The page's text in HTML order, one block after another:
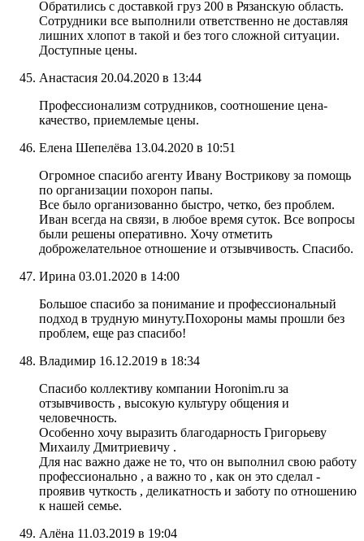
Обратились с доставкой груз 200 в Рязанскую область.
Сотрудники все выполнили ответственно не доставляя
лишних хлопот в такой и без того сложной ситуации.
Доступные цены.
Анастасия 20.04.2020 в 13:44
Профессионализм сотрудников, соотношение ценa-
качество, приемлемые цены.
Елена Шепелёва 13.04.2020 в 10:51
Огромное спасибо агенту Ивану Вострикову за помощь
по организации похорон папы.
Все было организованно быстро, четко, без проблем.
Иван всегда на связи, в любое время суток. Все вопросы
были решены оперативно. Хочу отметить
доброжелательное отношение и отзывчивость. Спасибо.
Ирина 03.01.2020 в 14:00
Большое спасибо за понимание и профессиональный
подход в трудную минуту.Похороны мамы прошли без
проблем, еще раз спасибо!
Владимир 16.12.2019 в 18:34
Спасибо коллективу компании Horonim.ru за
отзывчивость , высокую культуру общения и
человечность.
Особенно хочу выразить благодарность Григорьеву
Михаилу Дмитриевичу .
Для нас важно даже не то, что он выполнил свою работу
профессионально , а важно то , как он это сделал -
проявив чуткость , деликатность и заботу по отношению
к нашей семье.
Алёна 11.03.2019 в 19:04